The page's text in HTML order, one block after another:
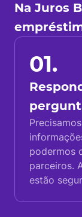
Na Juros
01.
podermos
parceiros.
estão